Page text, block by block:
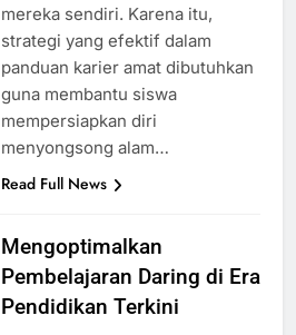
mereka sendiri. Karena itu,
strategi yang efektif dalam
panduan karier amat dibutuhkan
guna membantu siswa
mempersiapkan diri
menyongsong alam…
Read Full News
Mengoptimalkan
Pembelajaran Daring di Era
Pendidikan Terkini